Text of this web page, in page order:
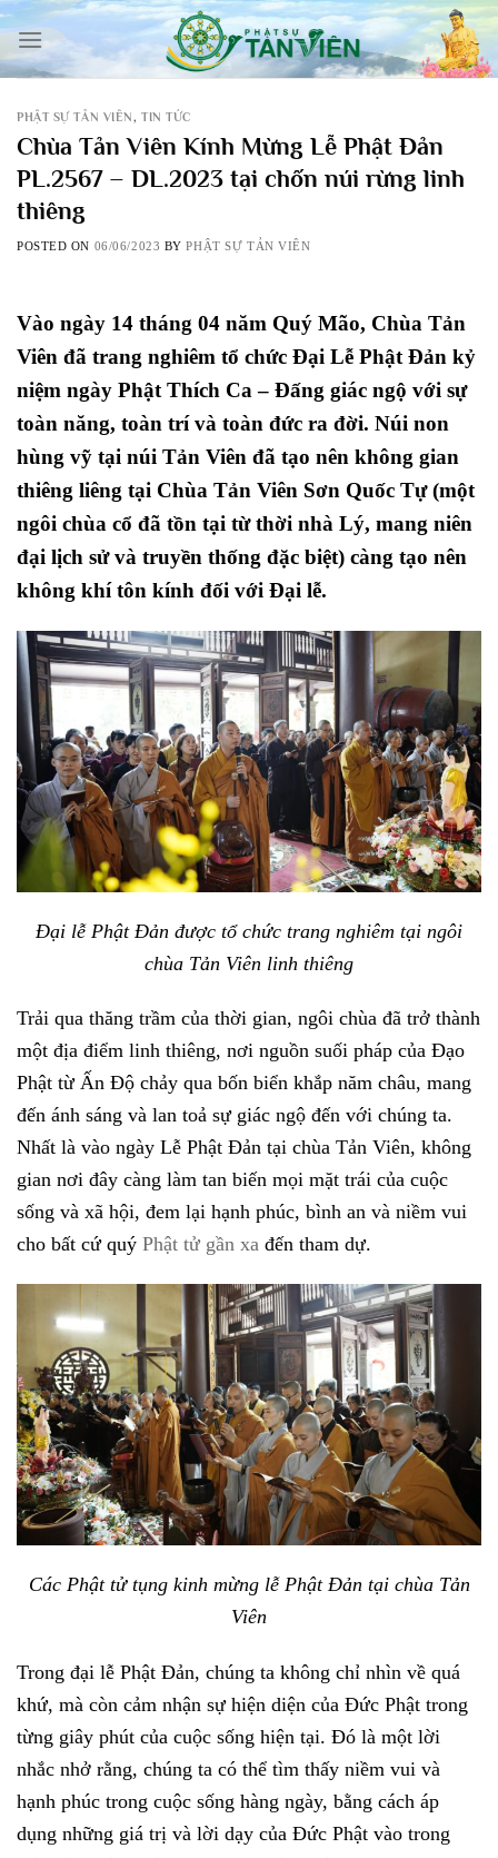
Skip
content
PHẬT SỰ TẢN VIÊN ,TIN TỨC
Chùa Tản Viên Kính Mừng Lễ Phật Đản
PL.2567 – DL.2023 tại chốn núi rừng linh
thiêng
POSTED ON 06/06/2023 BYPHẬT SỰ TẢN VIÊN
Vào ngày 14 tháng 04 năm Quý Mão, Chùa Tản
Viên đã trang nghiêm tổ chức Đại Lễ Phật Đản kỷ
niệm ngày Phật Thích Ca – Đấng giác ngộ với sự
toàn năng, toàn trí và toàn đức ra đời. Núi non
hùng vỹ tại núi Tản Viên đã tạo nên không gian
thiêng liêng tại Chùa Tản Viên Sơn Quốc Tự (một
ngôi chùa cổ đã tồn tại từ thời nhà Lý, mang niên
đại lịch sử và truyền thống đặc biệt) càng tạo nên
không khí tôn kính đối với Đại lễ.
Đại lễ Phật Đản được tổ chức trang nghiêm tại ngôi
chùa Tản Viên linh thiêng
Trải qua thăng trầm của thời gian, ngôi chùa đã trở thành
một địa điểm linh thiêng, nơi nguồn suối pháp của Đạo
Phật từ Ấn Độ chảy qua bốn biển khắp năm châu, mang
đến ánh sáng và lan toả sự giác ngộ đến với chúng ta.
Nhất là vào ngày Lễ Phật Đản tại chùa Tản Viên, không
gian nơi đây càng làm tan biến mọi mặt trái của cuộc
sống và xã hội, đem lại hạnh phúc, bình an và niềm vui
cho bất cứ quý Phật tử gần xa đến tham dự.
Các Phật tử tụng kinh mừng lễ Phật Đản tại chùa Tản
Viên
Trong đại lễ Phật Đản, chúng ta không chỉ nhìn về quá
khứ, mà còn cảm nhận sự hiện diện của Đức Phật trong
từng giây phút của cuộc sống hiện tại. Đó là một lời
nhắc nhở rằng, chúng ta có thể tìm thấy niềm vui và
hạnh phúc trong cuộc sống hàng ngày, bằng cách áp
dụng những giá trị và lời dạy của Đức Phật vào trong